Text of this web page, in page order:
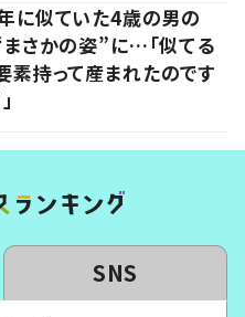
に似ていた4歳の男の
さかの姿”に…「似てる
素持って産まれたのです
SNS